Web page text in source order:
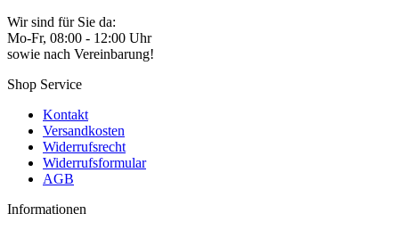
Wir sind für Sie da:
Mo-Fr, 08:00 - 12:00 Uhr
sowie nach Vereinbarung!
Shop Service
Kontakt
Versandkosten
Widerrufsrecht
Widerrufsformular
AGB
Informationen